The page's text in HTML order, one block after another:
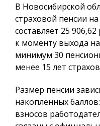
В Новосибирской
страховой пенсии на
составляет 25
к моменту выхода
минимум 30
менее 15 лет
Размер пенсии
накопленных
взносов